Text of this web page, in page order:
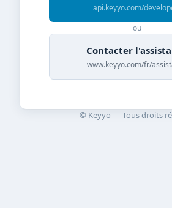
api.keyyo.com/
ou
Contacter
www.keyyo.com/fr/
© Keyyo — Tous droits